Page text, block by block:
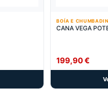
BOÍA E
CANA VEGA
199,90€